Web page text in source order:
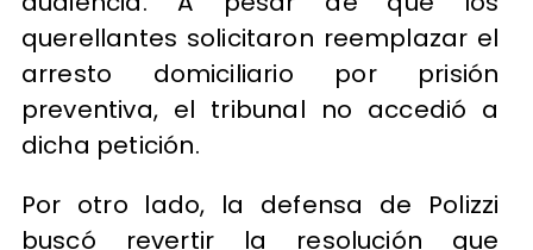
querellantes solicitaron reemplazar el
arresto domiciliario por prisión
preventiva, el tribunal no accedió a
dicha petición.
Por otro lado, la defensa de Polizzi
buscó revertir la resolución que